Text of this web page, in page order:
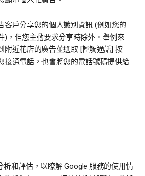
客戶分享您的個人識別資訊 (例如您的
)，但您主動要求分享時除外。舉例來
附近花店的廣告並選取 [輕觸通話] 按
接通電話，也會將您的電話號碼提供給
析和評估，以瞭解 Google 服務的使用情